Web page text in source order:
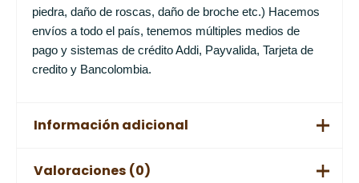
piedra, daño de roscas, daño de broche etc.) Hacemos
envíos a todo el país, tenemos múltiples medios de
pago y sistemas de crédito Addi, Payvalida, Tarjeta de
credito y Bancolombia.
Información adicional
Peso
Valoraciones (0)